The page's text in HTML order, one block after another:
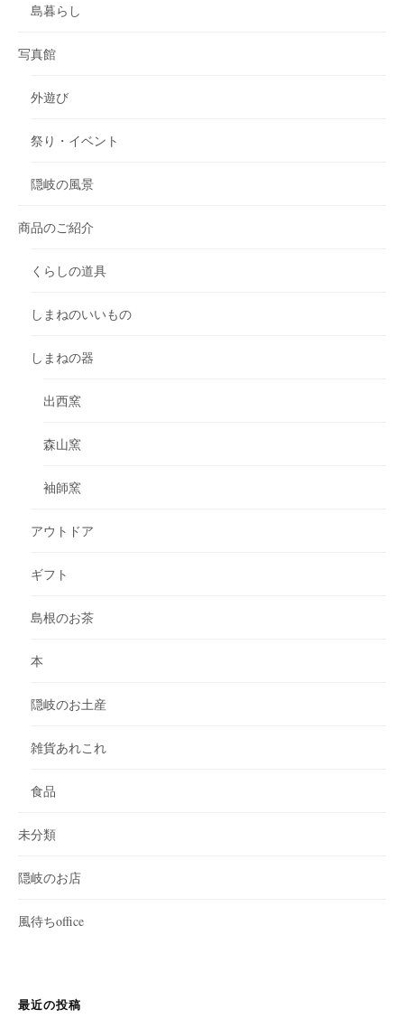
島暮らし
写真館
外遊び
祭り・イベント
隠岐の風景
商品のご紹介
くらしの道具
しまねのいいもの
しまねの器
出西窯
森山窯
袖師窯
アウトドア
ギフト
島根のお茶
本
隠岐のお土産
雑貨あれこれ
食品
未分類
隠岐のお店
風待ちoffice
最近の投稿